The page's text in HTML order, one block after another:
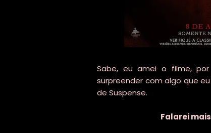
Sabe, eu amei o filme,
surpreender com algo que
de Suspense.
Falarei